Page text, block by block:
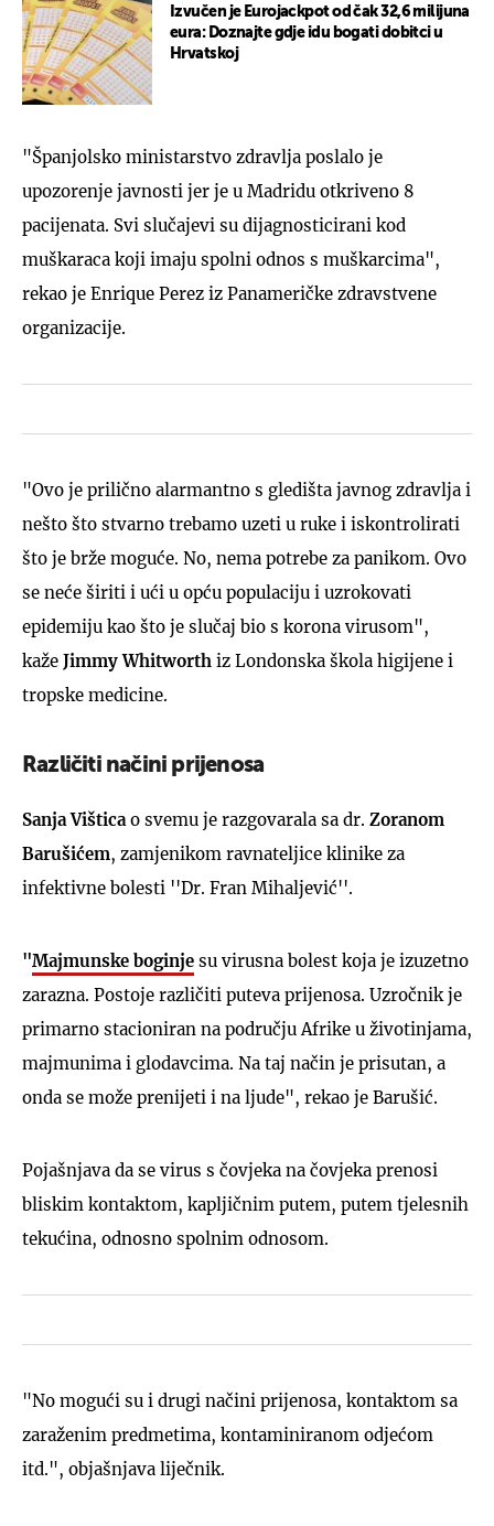
Izvučen je Eurojackpot od čak 32,6 milijuna
eura: Doznajte gdje idu bogati dobitci u
Hrvatskoj
"Španjolsko ministarstvo zdravlja poslalo je
upozorenje javnosti jer je u Madridu otkriveno 8
pacijenata. Svi slučajevi su dijagnosticirani kod
muškaraca koji imaju spolni odnos s muškarcima",
rekao je Enrique Perez iz Panameričke zdravstvene
organizacije.
"Ovo je prilično alarmantno s gledišta javnog zdravlja i
nešto što stvarno trebamo uzeti u ruke i iskontrolirati
što je brže moguće. No, nema potrebe za panikom. Ovo
se neće širiti i ući u opću populaciju i uzrokovati
epidemiju kao što je slučaj bio s korona virusom",
kaže Jimmy Whitworth iz Londonska škola higijene i
tropske medicine.
Različiti načini prijenosa
Sanja Višticao svemu je razgovarala sa dr. Zoranom
Barušićem, zamjenikom ravnateljice klinike za
infektivne bolesti ''Dr. Fran Mihaljević''.
"Majmunske boginje su virusna bolest koja je izuzetno
zarazna. Postoje različiti puteva prijenosa. Uzročnik je
primarno stacioniran na području Afrike u životinjama,
majmunima i glodavcima. Na taj način je prisutan, a
onda se može prenijeti i na ljude", rekao je Barušić.
Pojašnjava da se virus s čovjeka na čovjeka prenosi
bliskim kontaktom, kapljičnim putem, putem tjelesnih
tekućina, odnosno spolnim odnosom.
"No mogući su i drugi načini prijenosa, kontaktom sa
zaraženim predmetima, kontaminiranom odjećom
itd.", objašnjava liječnik.